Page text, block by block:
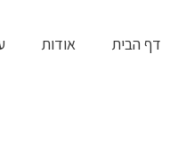
דף הבית אודות